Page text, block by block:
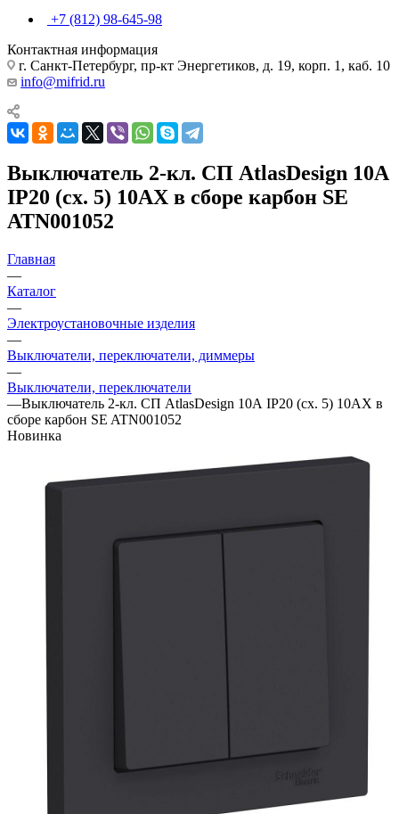
+7 (812) 98-645-98
Контактная информация
г. Санкт-Петербург, пр-кт Энергетиков, д. 19, корп. 1, каб. 10
info@mifrid.ru
Выключатель 2-кл. СП AtlasDesign 10А
IP20 (сх. 5) 10AX в сборе карбон SE
ATN001052
Главная
—
Каталог
—
Электроустановочные изделия
—
Выключатели, переключатели, диммеры
—
Выключатели, переключатели
—Выключатель 2-кл. СП AtlasDesign 10А IP20 (сх. 5) 10AX в
сборе карбон SE ATN001052
Новинка